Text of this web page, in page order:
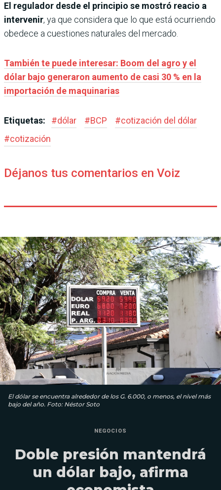
El regulador desde el principio se mostró reacio a
intervenir, ya que considera que lo que está ocurriendo
obedece a cuestiones naturales del mercado.
También te puede interesar: Boom del agro y el
dólar bajo generaron aumento de casi 30 % en la
importación de maquinarias
Etiquetas: #dólar #BCP #cotización del dólar
#cotización
Déjanos tus comentarios en Voiz
El dólar se encuentra alrededor de los G. 6.000, o menos, el nivel más
bajo del año. Foto: Néstor Soto
NEGOCIOS
Doble presión mantendrá
un dólar bajo, afirma